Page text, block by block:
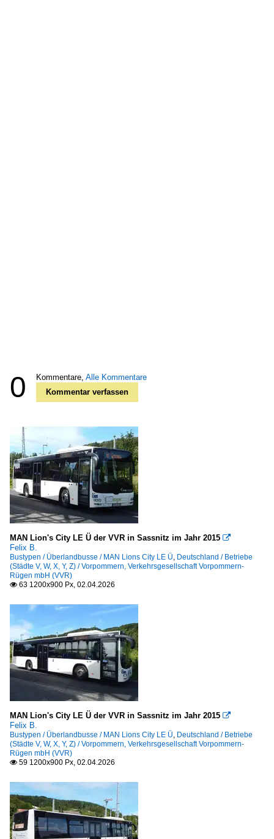
0 Kommentare, Alle Kommentare
Kommentar verfassen
MAN Lion's City LE Ü der VVR in Sassnitz im Jahr 2015 
Felix B.
Bustypen / Überlandbusse / MAN Lions City LE Ü, Deutschland / Betriebe
(Städte V, W, X, Y, Z) / Vorpommern, Verkehrsgesellschaft Vorpommern-
Rügen mbH (VVR)
 63 1200x900 Px, 02.04.2026
MAN Lion's City LE Ü der VVR in Sassnitz im Jahr 2015 
Felix B.
Bustypen / Überlandbusse / MAN Lions City LE Ü, Deutschland / Betriebe
(Städte V, W, X, Y, Z) / Vorpommern, Verkehrsgesellschaft Vorpommern-
Rügen mbH (VVR)
 59 1200x900 Px, 02.04.2026